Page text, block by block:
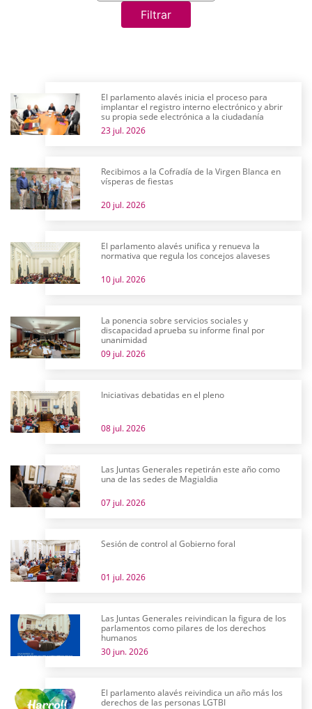
Filtrar
El parlamento alavés inicia el proceso para
implantar el registro interno electrónico y abrir
su propia sede electrónica a la ciudadanía
23 jul. 2026
Recibimos a la Cofradía de la Virgen Blanca en
vísperas de fiestas
20 jul. 2026
El parlamento alavés unifica y renueva la
normativa que regula los concejos alaveses
10 jul. 2026
La ponencia sobre servicios sociales y
discapacidad aprueba su informe final por
unanimidad
09 jul. 2026
Iniciativas debatidas en el pleno
08 jul. 2026
Las Juntas Generales repetirán este año como
una de las sedes de Magialdia
07 jul. 2026
Sesión de control al Gobierno foral
01 jul. 2026
Las Juntas Generales reivindican la figura de los
parlamentos como pilares de los derechos
humanos
30 jun. 2026
El parlamento alavés reivindica un año más los
derechos de las personas LGTBI